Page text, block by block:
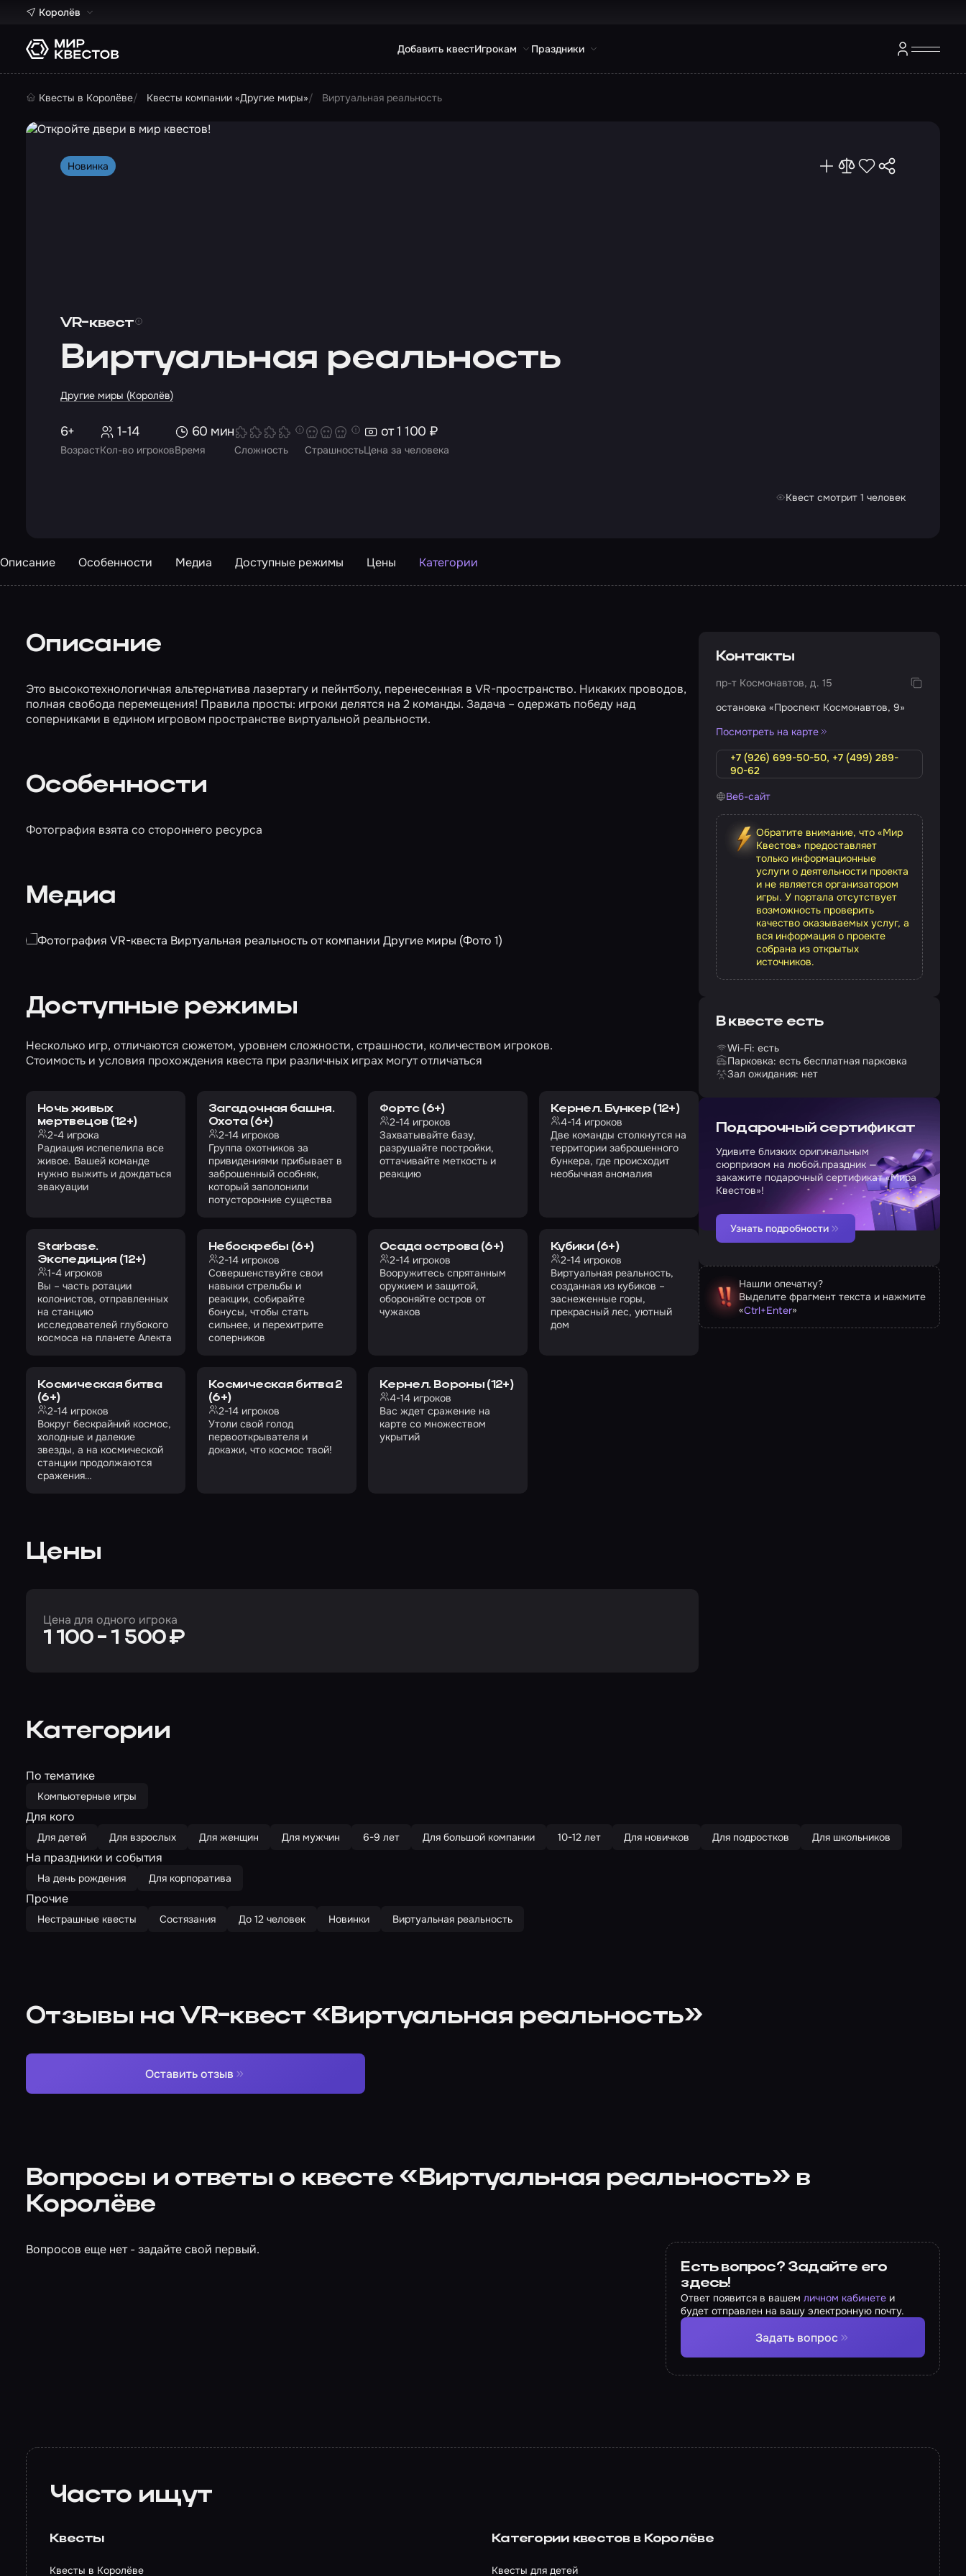
Королёв
Добавить квестИгрокам Праздники
Квесты в Королёве Квесты компании «Другие миры» Виртуальная реальность
Новинка
VR-квест
Виртуальная реальность
Другие миры (Королёв)
Возраст
6+
Кол-во игроков
1-14
Время
60 мин
Сложность СтрашностьЦена за человека
от 1 100 ₽
Квест смотрит 1 человек
Описание Особенности Медиа Доступные режимы Цены Категории
Описание
Это высокотехнологичная альтернатива лазертагу и пейнтболу, перенесенная в VR-пространство. Никаких проводов,
полная свобода перемещения! Правила просты: игроки делятся на 2 команды. Задача – одержать победу над
соперниками в едином игровом пространстве виртуальной реальности.
Особенности
Фотография взята со стороннего ресурса
Медиа
Доступные режимы
Несколько игр, отличаются сюжетом, уровнем сложности, страшности, количеством игроков.
Стоимость и условия прохождения квеста при различных играх могут отличаться
Ночь живых
мертвецов (12+)
2-4 игрока
Радиация испепелила все
живое. Вашей команде
нужно выжить и дождаться
эвакуации
Загадочная башня.
Охота (6+)
2-14 игроков
Группа охотников за
привидениями прибывает в
заброшенный особняк,
который заполонили
потусторонние существа
Фортс (6+)
2-14 игроков
Захватывайте базу,
разрушайте постройки,
оттачивайте меткость и
реакцию
Кернел. Бункер (12+)
4-14 игроков
Две команды столкнутся на
территории заброшенного
бункера, где происходит
необычная аномалия
Starbase.
Экспедиция (12+)
1-4 игроков
Вы – часть ротации
колонистов, отправленных
на станцию
исследователей глубокого
космоса на планете Алекта
Небоскребы (6+)
2-14 игроков
Совершенствуйте свои
навыки стрельбы и
реакции, собирайте
бонусы, чтобы стать
сильнее, и перехитрите
соперников
Осада острова (6+)
2-14 игроков
Вооружитесь спрятанным
оружием и защитой,
обороняйте остров от
чужаков
Кубики (6+)
2-14 игроков
Виртуальная реальность,
созданная из кубиков –
заснеженные горы,
прекрасный лес, уютный
дом
Космическая битва
(6+)
2-14 игроков
Вокруг бескрайний космос,
холодные и далекие
звезды, а на космической
станции продолжаются
сражения…
Космическая битва 2
(6+)
2-14 игроков
Утоли свой голод
первооткрывателя и
докажи, что космос твой!
Кернел. Вороны (12+)
4-14 игроков
Вас ждет сражение на
карте со множеством
укрытий
Цены
Цена для одного игрока
1 100 - 1 500 ₽
Контакты
пр-т Космонавтов, д. 15
остановка «Проспект Космонавтов, 9»
Посмотреть на карте
+7 (926) 699-50-50, +7 (499) 289-
90-62
Веб-сайт
Обратите внимание, что «Мир
Квестов» предоставляет
только информационные
услуги о деятельности проекта
и не является организатором
игры. У портала отсутствует
возможность проверить
качество оказываемых услуг, а
вся информация о проекте
собрана из открытых
источников.
В квесте есть
Wi-Fi: есть
Парковка: есть бесплатная парковка
Зал ожидания: нет
Подарочный сертификат
Удивите близких оригинальным
сюрпризом на любой праздник —
закажите подарочный сертификат «Мира
Квестов»!
Узнать подробности
Нашли опечатку?
Выделите фрагмент текста и нажмите
«Ctrl+Enter»
Категории
По тематике
Компьютерные игры
Для кого
Для детей Для взрослых Для женщин Для мужчин 6-9 лет Для большой компании 10-12 лет Для новичков Для подростков Для школьников
На праздники и события
На день рождения Для корпоратива
Прочие
Нестрашные квесты Состязания До 12 человек Новинки Виртуальная реальность
Отзывы на VR-квест «Виртуальная реальность»
Оставить отзыв
Вопросы и ответы о квесте «Виртуальная реальность» в
Королёве
Вопросов еще нет - задайте свой первый.
Есть вопрос? Задайте его
здесь!
Ответ появится в вашемличном кабинете и
будет отправлен на вашу электронную почту.
Задать вопрос
Часто ищут
Квесты
Квесты в Королёве
Категории квестов в Королёве
Квесты для детей